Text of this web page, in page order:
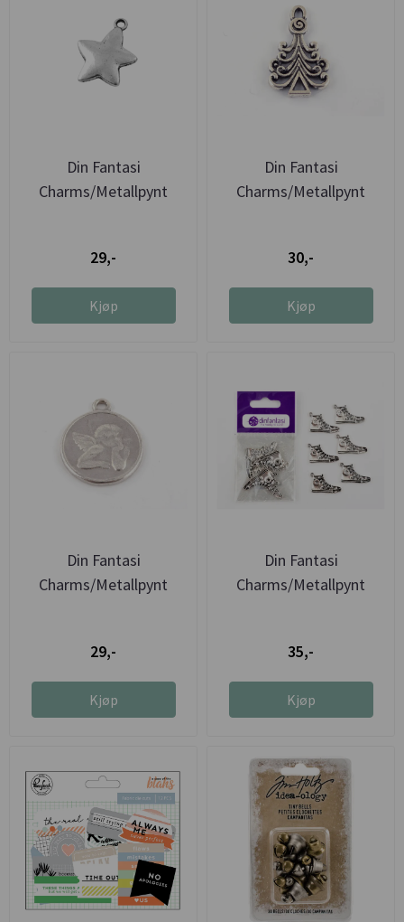
Din Fantasi
Charms/Metallpynt
29,-
Kjøp
Din Fantasi
Charms/Metallpynt
30,-
Kjøp
Din Fantasi
Charms/Metallpynt
29,-
Kjøp
Din Fantasi
Charms/Metallpynt
35,-
Kjøp